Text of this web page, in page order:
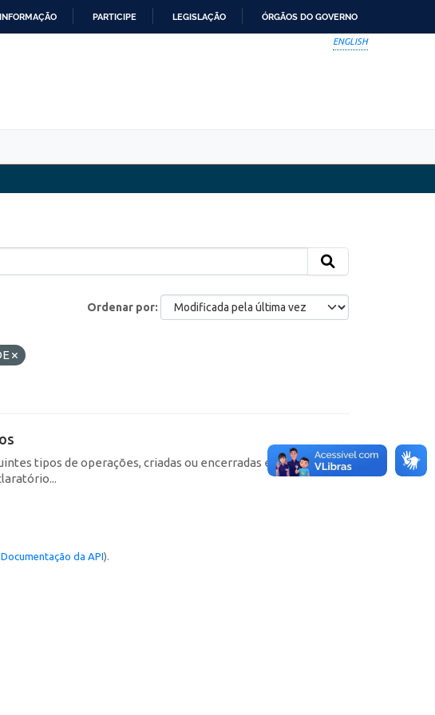
PARTICIPE LEGISLAÇÃO ÓRGÃOS DO GOVERNO
ENGLISH
Ordenar por
tipos de operações, criadas ou encerradas em cada
Documentação da API).